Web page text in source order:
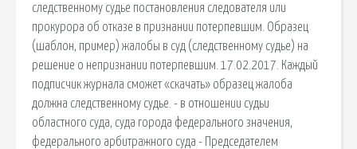
следственному судье постановления следователя или
прокурора об отказе в признании потерпевшим. Образец
(шаблон, пример) жалобы в суд (следственному судье) на
решение о непризнании потерпевшим. 17.02.2017. Каждый
подписчик журнала сможет «скачать» образец жалоба
должна следственному судье. - в отношении судьи
областного суда, суда города федерального значения,
федерального арбитражного суда - Председателем